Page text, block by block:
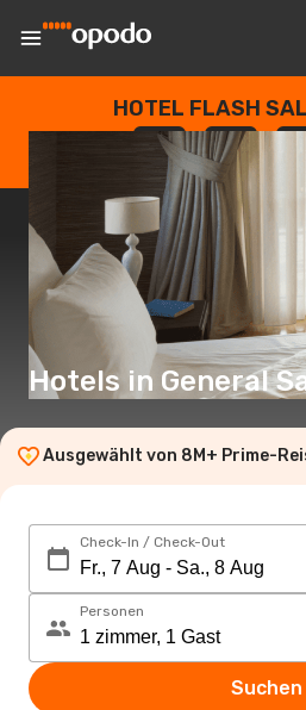
HOTEL FLASH
--
TAGE
: --
STUNDEN
:
Hotels in General
Ausgewählt von 8M+ Prime-
Check-In / Check-Out
Personen
Suchen